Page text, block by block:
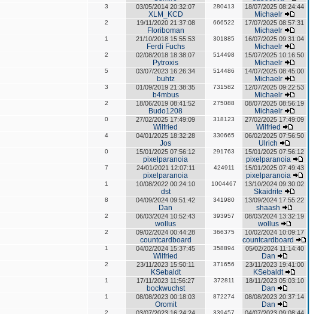
3 03/05/2014 20:32:07
XLM_KCD
280413 18/07/2025 08:24:44
Michaelr
2 19/11/2020 21:37:08
Floriboman
666522 17/07/2025 08:57:31
Michaelr
1 21/10/2018 15:55:53
Ferdi Fuchs
301885 16/07/2025 09:31:04
Michaelr
2 02/08/2018 18:38:07
Pytroxis
514498 15/07/2025 10:16:50
Michaelr
5 03/07/2023 16:26:34
buhtz
514486 14/07/2025 08:45:00
Michaelr
3 01/09/2019 21:38:35
b4mbus
731582 12/07/2025 09:22:53
Michaelr
2 18/06/2019 08:41:52
Budo1208
275088 08/07/2025 08:56:19
Michaelr
0 27/02/2025 17:49:09
Wilfried
318123 27/02/2025 17:49:09
Wilfried
4 04/01/2025 18:32:28
Jos
330665 06/02/2025 07:56:50
Ulrich
0 15/01/2025 07:56:12
pixelparanoia
291763 15/01/2025 07:56:12
pixelparanoia
7 24/01/2021 12:07:11
pixelparanoia
424911 15/01/2025 07:49:43
pixelparanoia
1 10/08/2022 00:24:10
dst
1004467 13/10/2024 09:30:02
Skaidrite
8 04/09/2024 09:51:42
Dan
341980 13/09/2024 17:55:22
shaash
2 06/03/2024 10:52:43
wollus
393957 08/03/2024 13:32:19
wollus
2 09/02/2024 00:44:28
countcardboard
366375 10/02/2024 10:09:17
countcardboard
1 04/02/2024 15:37:45
Wilfried
358894 05/02/2024 11:14:40
Dan
2 23/11/2023 15:50:11
KSebaldt
371656 23/11/2023 19:41:00
KSebaldt
1 17/11/2023 11:56:27
bockwuchst
372811 18/11/2023 05:03:10
Dan
1 08/08/2023 00:18:03
Oromit
872274 08/08/2023 20:37:14
Dan
2 339457